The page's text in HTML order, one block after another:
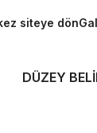
siteye dön
DÜZEY